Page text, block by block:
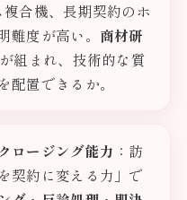
合機、長期契約のホ
難度が高い。 商材研
が組まれ、技術的な質
配置できるか。
ロージング能力 ：訪
契約に変える力」で